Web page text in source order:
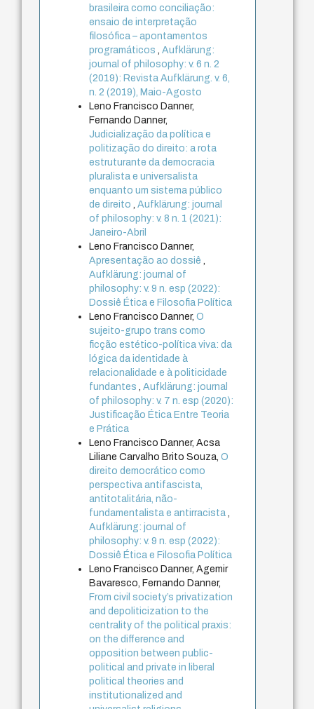
brasileira como conciliação:
ensaio de interpretação
filosófica – apontamentos
programáticos
,Aufklärung:
journal of philosophy: v. 6 n. 2
(2019): Revista Aufklärung. v. 6,
n. 2 (2019), Maio-Agosto
Leno Francisco Danner,
Fernando Danner,
Judicialização da política e
politização do direito: a rota
estruturante da democracia
pluralista e universalista
enquanto um sistema público
de direito
,Aufklärung: journal
of philosophy: v. 8 n. 1 (2021):
Janeiro-Abril
Leno Francisco Danner,
Apresentação ao dossiê
Aufklärung: journal of
philosophy: v. 9 n. esp (2022):
Dossiê Ética e Filosofia Política
Leno Francisco Danner,O
sujeito-grupo trans como
ficção estético-política viva: da
lógica da identidade à
relacionalidade e à politicidade
fundantes
,Aufklärung: journal
of philosophy: v. 7 n. esp (2020):
Justificação Ética Entre Teoria
e Prática
Leno Francisco Danner, Acsa
Liliane Carvalho Brito Souza,O
direito democrático como
perspectiva antifascista,
antitotalitária, não-
fundamentalista e antirracista
Aufklärung: journal of
philosophy: v. 9 n. esp (2022):
Dossiê Ética e Filosofia Política
Leno Francisco Danner, Agemir
Bavaresco, Fernando Danner,
From civil society’s privatization
and depoliticization to the
centrality of the political praxis:
on the difference and
opposition between public-
political and private in liberal
political theories and
institutionalized and